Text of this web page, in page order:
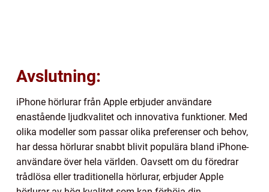
Avslutning:
iPhone hörlurar från Apple erbjuder användare
enastående ljudkvalitet och innovativa funktioner. Med
olika modeller som passar olika preferenser och behov,
har dessa hörlurar snabbt blivit populära bland iPhone-
användare över hela världen. Oavsett om du föredrar
trådlösa eller traditionella hörlurar, erbjuder Apple